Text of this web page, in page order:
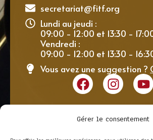
Gérer le consentement
secretariat@fitf.org
Lundi au jeudi :
09:00 - 12:00 et 13:30 -
Vendredi :
09:00 - 12:00 et 13:30 -
Vous avez une suggestion ?